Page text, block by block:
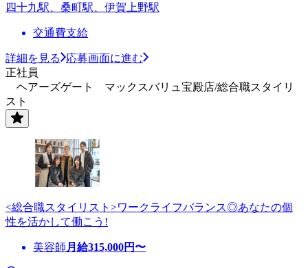
四十九駅、桑町駅、伊賀上野駅
交通費支給
詳細を見る
応募画面に進む
正社員
ヘアーズゲート マックスバリュ宝殿店/総合職スタイリ
スト
<総合職スタイリスト>ワークライフバランス◎あなたの個
性を活かして働こう!
美容師 月給315,000円〜